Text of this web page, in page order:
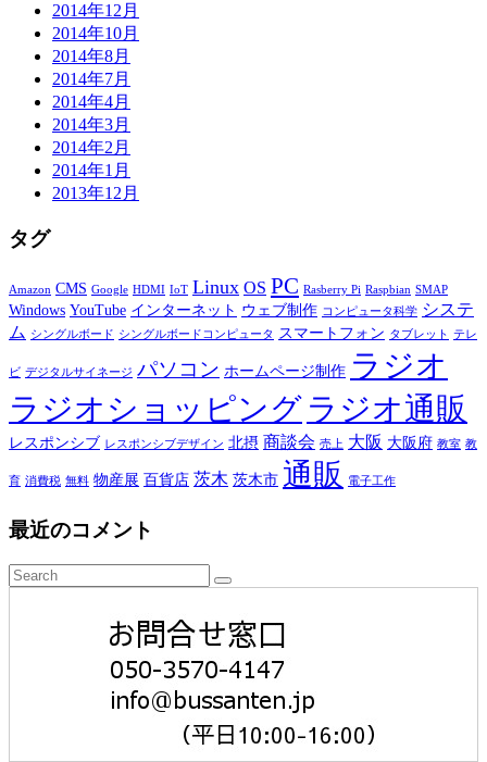
2014年12月
2014年10月
2014年8月
2014年7月
2014年4月
2014年3月
2014年2月
2014年1月
2013年12月
タグ
Amazon CMS Google HDMI IoT Linux OS PC Rasberry Pi Raspbian SMAP
Windows YouTube インターネット ウェブ制作 コンピュータ科学 システ
ム
シングルボード シングルボードコンピュータ スマートフォン タブレット テレ
ビ デジタルサイネージ パソコン ホームページ制作 ラジオ
ラジオショッピング ラジオ通販
レスポンシブ レスポンシブデザイン 北摂 商談会 売上 大阪 大阪府 教室 教
育 消費税 無料 物産展 百貨店 茨木 茨木市 通販 電子工作
最近のコメント